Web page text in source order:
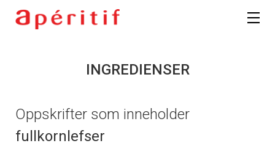
INGREDIENSER
Oppskrifter som inneholder
fullkornlefser